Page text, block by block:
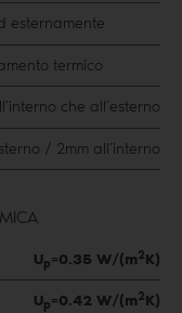
esternamente
termico
che all’esterno
/ 2mm all’interno
Up=0.35 W/(m2K)
Up=0.42 W/(m2K)